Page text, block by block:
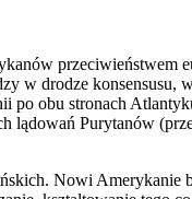
przeciwieństwem
w drodze konsensusu,
po obu stronach
lądowań Purytanów
Nowi Amerykanie